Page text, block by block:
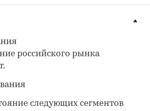
российского рынка
следующих сегментов